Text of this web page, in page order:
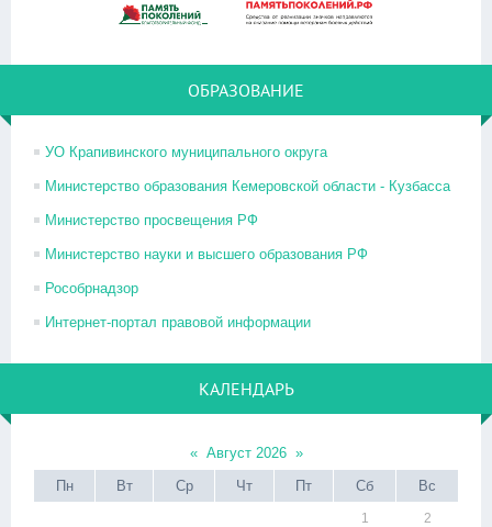
ОБРАЗОВАНИЕ
УО Крапивинского муниципального округа
Министерство образования Кемеровской области - Кузбасса
Министерство просвещения РФ
Министерство науки и высшего образования РФ
Рособрнадзор
Интернет-портал правовой информации
КАЛЕНДАРЬ
« Август 2026 »
Пн
Вт Ср Чт Пт Сб Вс
1 2